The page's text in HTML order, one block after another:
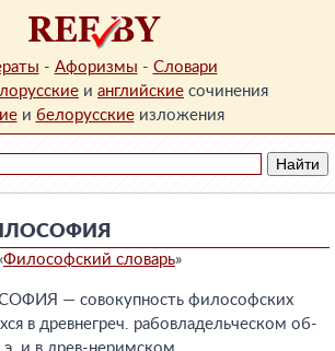
- Афоризмы - Словари
и английские сочинения
и белорусскиеизложения
Философский словарь»
— совокупность философских
в древнегреч. рабовладельческом об-